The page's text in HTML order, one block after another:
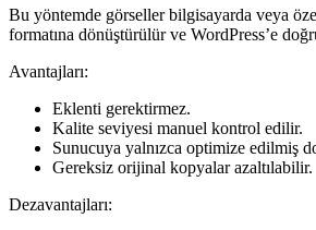
Bu yöntemde görseller bilgisayarda veya
formatına dönüştürülür ve WordPress’e
Avantajları:
Eklenti gerektirmez.
Kalite seviyesi manuel kontrol edilir.
Sunucuya yalnızca optimize edilmiş
Gereksiz orijinal kopyalar azaltılabilir.
Dezavantajları: